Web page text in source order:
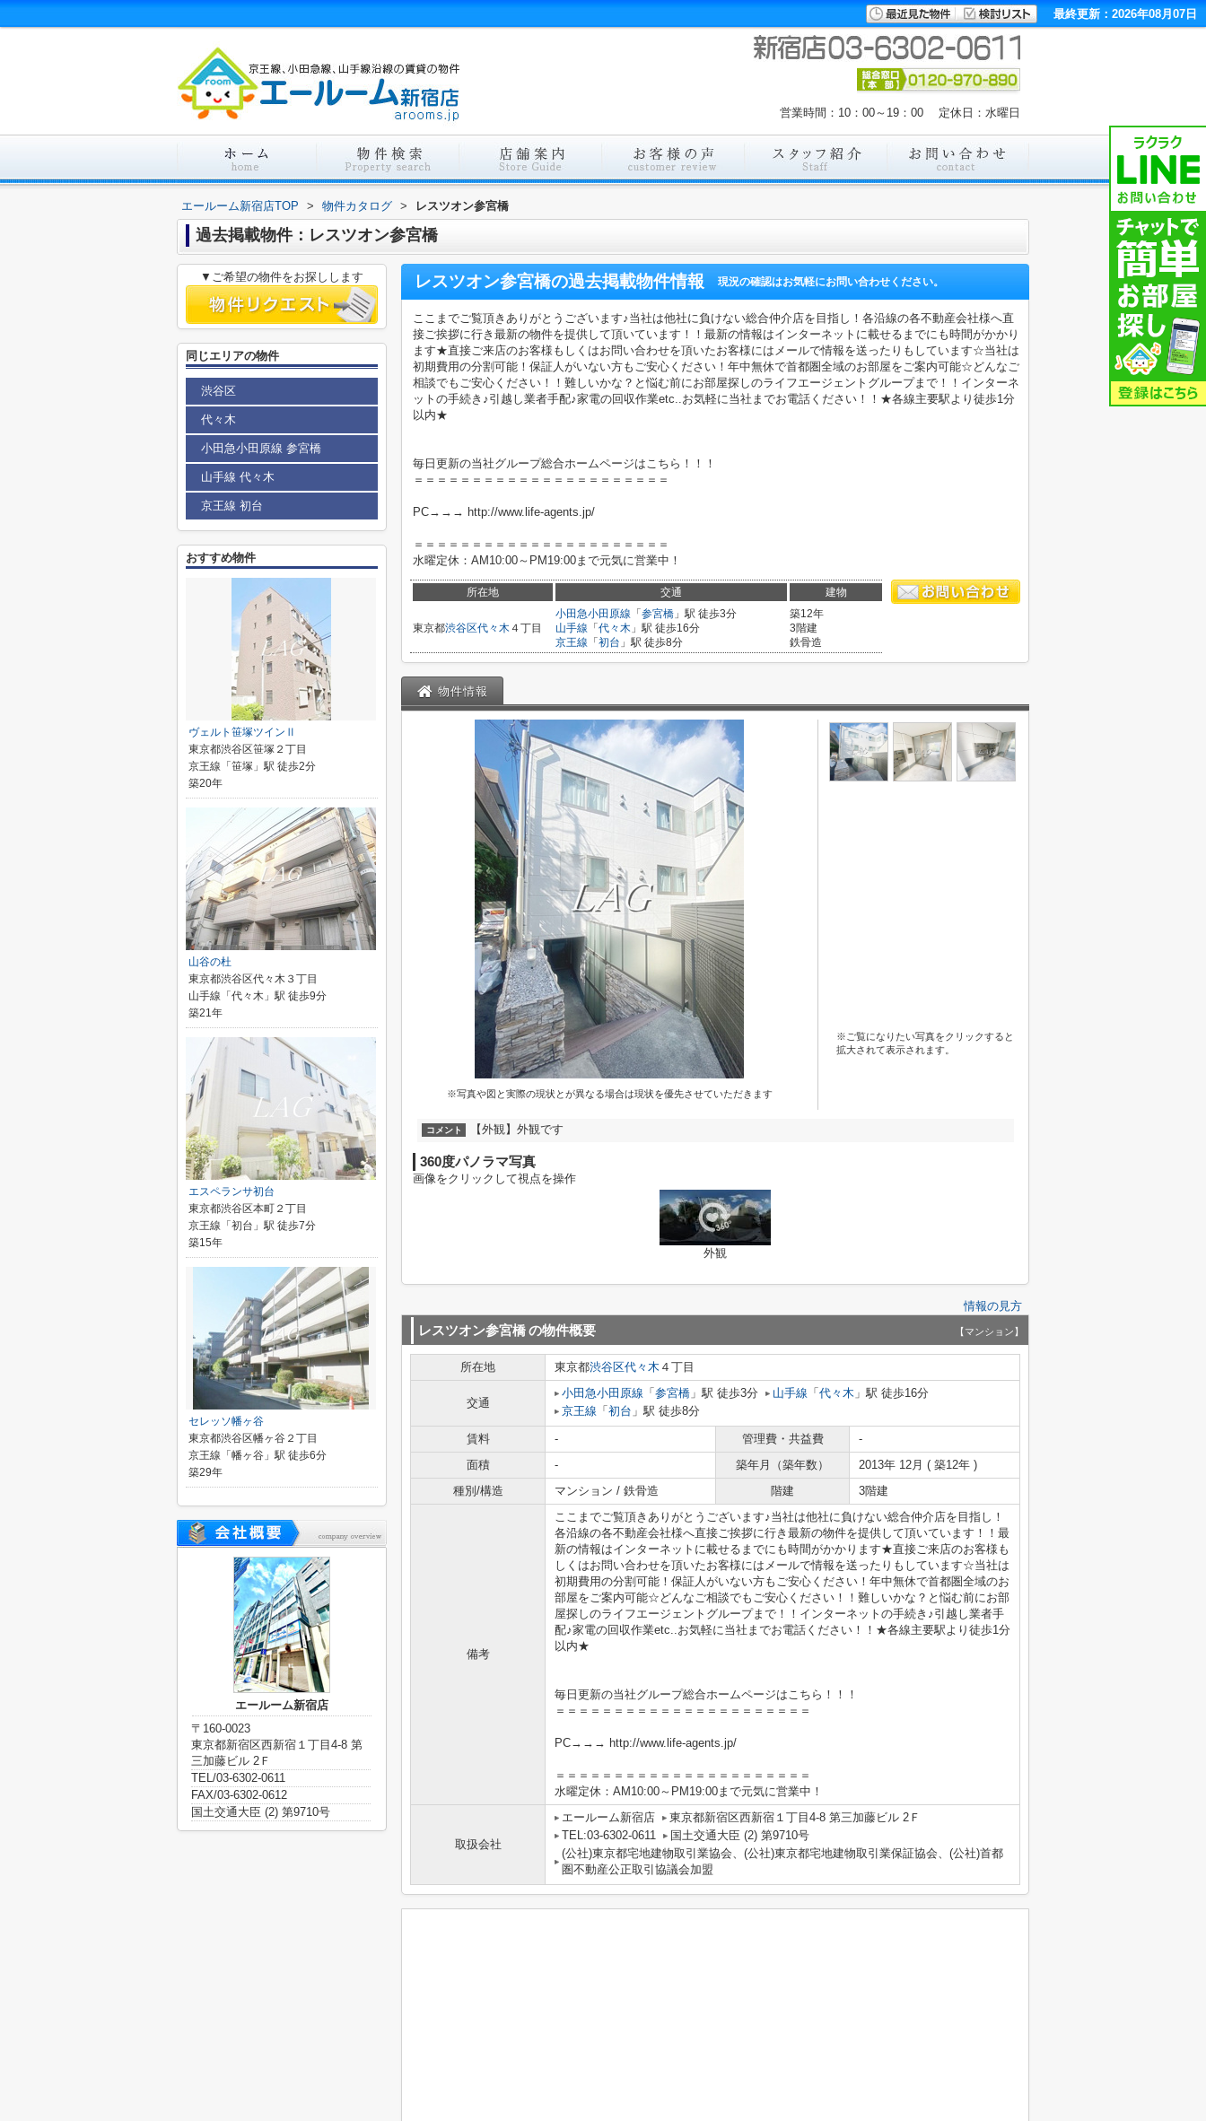
最終更新：2026年08月07日
営業時間：10：00～19：00 定休日：水曜日
エールーム新宿店TOP > 物件カタログ > レスツオン参宮橋
過去掲載物件：レスツオン参宮橋
レスツオン参宮橋の過去掲載物件情報 現況の確認はお気軽にお問い合わせください。
ここまでご覧頂きありがとうございます♪当社は他社に負けない総合仲介店を目指し！各沿線の各不動産会社様へ直
接ご挨拶に行き最新の物件を提供して頂いています！！最新の情報はインターネットに載せるまでにも時間がかかり
ます★直接ご来店のお客様もしくはお問い合わせを頂いたお客様にはメールで情報を送ったりもしています☆当社は
初期費用の分割可能！保証人がいない方もご安心ください！年中無休で首都圏全域のお部屋をご案内可能☆どんなご
相談でもご安心ください！！難しいかな？と悩む前にお部屋探しのライフエージェントグループまで！！インターネ
ットの手続き♪引越し業者手配♪家電の回収作業etc..お気軽に当社までお電話ください！！★各線主要駅より徒歩1分
以内★
毎日更新の当社グループ総合ホームページはこちら！！！
＝＝＝＝＝＝＝＝＝＝＝＝＝＝＝＝＝＝＝＝＝＝
PC→→→ http://www.life-agents.jp/
＝＝＝＝＝＝＝＝＝＝＝＝＝＝＝＝＝＝＝＝＝＝
水曜定休：AM10:00～PM19:00まで元気に営業中！
所在地 交通 建物
東京都渋谷区代々木４丁目
小田急小田原線 「 参宮橋 」駅 徒歩3分
山手線 「 代々木 」駅 徒歩16分
京王線 「 初台 」駅 徒歩8分
築12年
3階建
鉄骨造
物件情報
※写真や図と実際の現状とが異なる場合は現状を優先させていただきます
※ご覧になりたい写真をクリックすると
拡大されて表示されます。
コメント 【外観】外観です
360度パノラマ写真
画像をクリックして視点を操作
外観
情報の見方
レスツオン参宮橋の物件概要 【マンション】
所在地 東京都渋谷区代々木 ４丁目
交通
小田急小田原線 「 参宮橋 」駅 徒歩3分 山手線 「 代々木 」駅 徒歩16分
京王線 「 初台 」駅 徒歩8分
賃料 - 管理費・共益費
-
面積
- 築年月（築年数）
2013年 12月 ( 築12年 )
種別/構造
マンション / 鉄骨造 階建 3階建
備考
ここまでご覧頂きありがとうございます♪当社は他社に負けない総合仲介店を目指し！
各沿線の各不動産会社様へ直接ご挨拶に行き最新の物件を提供して頂いています！！最
新の情報はインターネットに載せるまでにも時間がかかります★直接ご来店のお客様も
しくはお問い合わせを頂いたお客様にはメールで情報を送ったりもしています☆当社は
初期費用の分割可能！保証人がいない方もご安心ください！年中無休で首都圏全域のお
部屋をご案内可能☆どんなご相談でもご安心ください！！難しいかな？と悩む前にお部
屋探しのライフエージェントグループまで！！インターネットの手続き♪引越し業者手
配♪家電の回収作業etc..お気軽に当社までお電話ください！！★各線主要駅より徒歩1分
以内★
毎日更新の当社グループ総合ホームページはこちら！！！
＝＝＝＝＝＝＝＝＝＝＝＝＝＝＝＝＝＝＝＝＝＝
PC→→→ http://www.life-agents.jp/
＝＝＝＝＝＝＝＝＝＝＝＝＝＝＝＝＝＝＝＝＝＝
水曜定休：AM10:00～PM19:00まで元気に営業中！
取扱会社
エールーム新宿店
東京都新宿区西新宿１丁目4-8 第三加藤ビル 2Ｆ
TEL:03-6302-0611
国土交通大臣 (2) 第9710号
(公社)東京都宅地建物取引業協会、(公社)東京都宅地建物取引業保証協会、(公社)首都
圏不動産公正取引協議会加盟
▼ご希望の物件をお探しします
同じエリアの物件
渋谷区
代々木
小田急小田原線 参宮橋
山手線 代々木
京王線 初台
おすすめ物件
ヴェルト笹塚ツインⅡ
東京都渋谷区笹塚２丁目
京王線「笹塚」駅 徒歩2分
築20年
山谷の杜
東京都渋谷区代々木３丁目
山手線「代々木」駅 徒歩9分
築21年
エスペランサ初台
東京都渋谷区本町２丁目
京王線「初台」駅 徒歩7分
築15年
セレッソ幡ヶ谷
東京都渋谷区幡ヶ谷２丁目
京王線「幡ヶ谷」駅 徒歩6分
築29年
エールーム新宿店
〒160-0023
東京都新宿区西新宿１丁目4-8 第
三加藤ビル 2Ｆ
TEL/03-6302-0611
FAX/03-6302-0612
国土交通大臣 (2) 第9710号